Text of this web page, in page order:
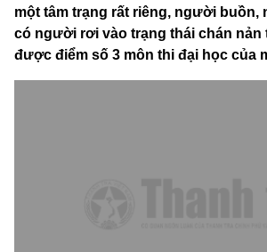
một tâm trạng rất riêng, người buồn,
có người rơi vào trạng thái chán nản
được điểm số 3 môn thi đại học của